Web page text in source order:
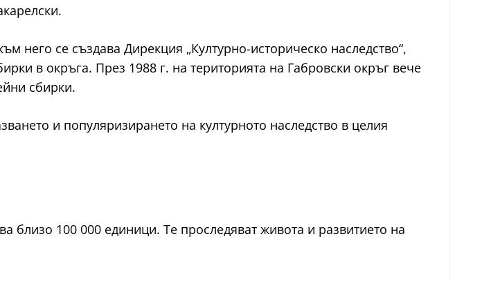
него се създава Дирекция „Културно-историческо наследство“,
в окръга. През 1988 г. на територията на Габровски окръг вече
сбирки.
и популяризирането на културното наследство в целия
близо 100 000 единици. Те проследяват живота и развитието на